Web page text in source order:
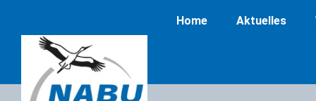
Home Aktuelles